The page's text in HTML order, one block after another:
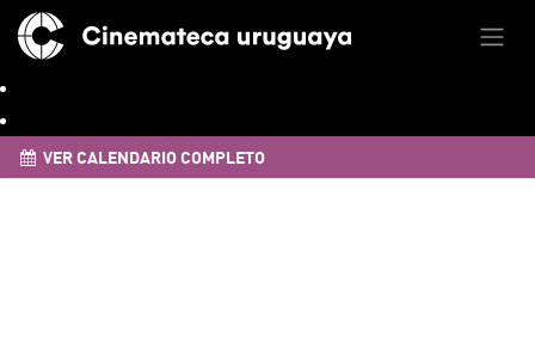
VER CALENDARIO COMPLETO